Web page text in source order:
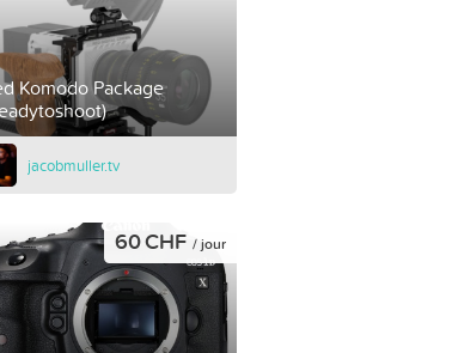
Komodo Package
jacobmuller.tv
60 CHF / jour